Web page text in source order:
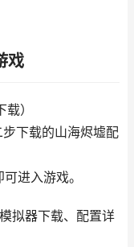
戏
）
下载的山海烬墟配
进入游戏。
拟器下载、配置详